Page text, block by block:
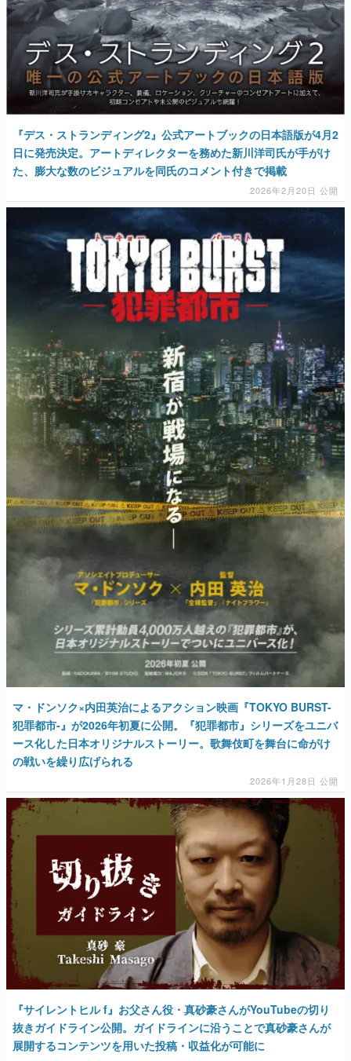
『デス・ストランディング2』公式アートブックの日本語版が4月2
日に発売決定。アートディレクターを務めた新川洋司氏が手がけ
た、膨大な数のビジュアルを同氏のコメント付きで掲載
2026年2月20日 公開
マ・ドンソク×内田英治によるアクション映画『TOKYO BURST-
犯罪都市-』が2026年初夏に公開。『犯罪都市』シリーズをユニバ
ース化した日本オリジナルストーリー。歌舞伎町を舞台に命がけ
の戦いを繰り広げられる
2026年1月28日 公開
『サイレントヒル f』お父さん役・真砂豪さんがYouTubeの切り
抜きガイドライン公開。ガイドラインに沿うことで真砂豪さんが
展開するコンテンツを用いた投稿・収益化が可能に